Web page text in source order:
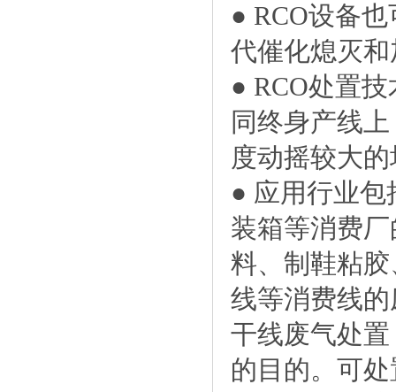
● RCO设备
代催化熄灭
● RCO处置
同终身产线
度动摇较大
● 应用行业包
装箱等消费
料、制鞋粘
线等消费线
干线废气处
的目的。可